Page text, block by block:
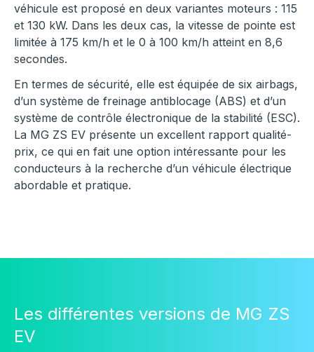
véhicule est proposé en deux variantes moteurs : 115
et 130 kW. Dans les deux cas, la vitesse de pointe est
limitée à 175 km/h et le 0 à 100 km/h atteint en 8,6
secondes.
En termes de sécurité, elle est équipée de six airbags,
d’un système de freinage antiblocage (ABS) et d’un
système de contrôle électronique de la stabilité (ESC).
La MG ZS EV présente un excellent rapport qualité-
prix, ce qui en fait une option intéressante pour les
conducteurs à la recherche d’un véhicule électrique
abordable et pratique.
Les différentes versions de MG ZS
EV